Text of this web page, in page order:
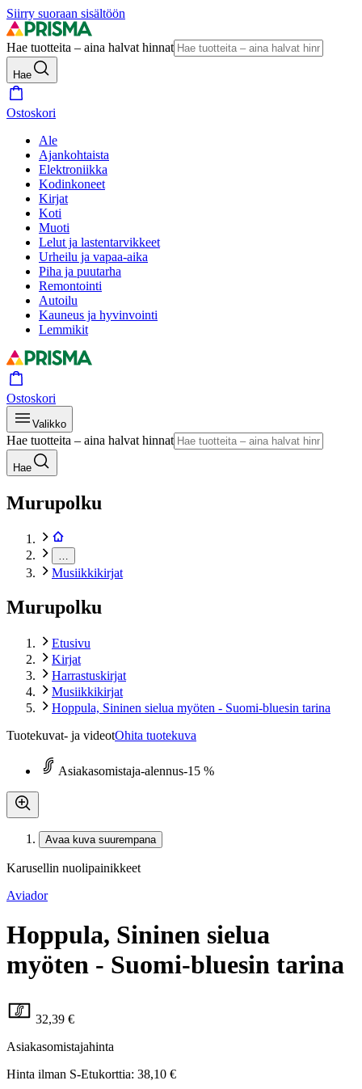
Siirry suoraan sisältöön
Hae tuotteita – aina halvat hinnat
Hae
Ostoskori
Ale
Ajankohtaista
Elektroniikka
Kodinkoneet
Kirjat
Koti
Muoti
Lelut ja lastentarvikkeet
Urheilu ja vapaa-aika
Piha ja puutarha
Remontointi
Autoilu
Kauneus ja hyvinvointi
Lemmikit
Ostoskori
Valikko
Hae tuotteita – aina halvat hinnat
Hae
Murupolku
Musiikkikirjat
Murupolku
Etusivu
Kirjat
Harrastuskirjat
Musiikkikirjat
Hoppula, Sininen sielua myöten - Suomi-bluesin tarina
Tuotekuvat- ja videotOhita tuotekuva
Asiakasomistaja-alennus-15 %
Avaa kuva suurempana
Karusellin nuolipainikkeet
Aviador
Hoppula, Sininen sielua
myöten - Suomi-bluesin tarina
32,39 €
Asiakasomistajahinta
Hinta ilman S-Etukorttia: 38,10 €